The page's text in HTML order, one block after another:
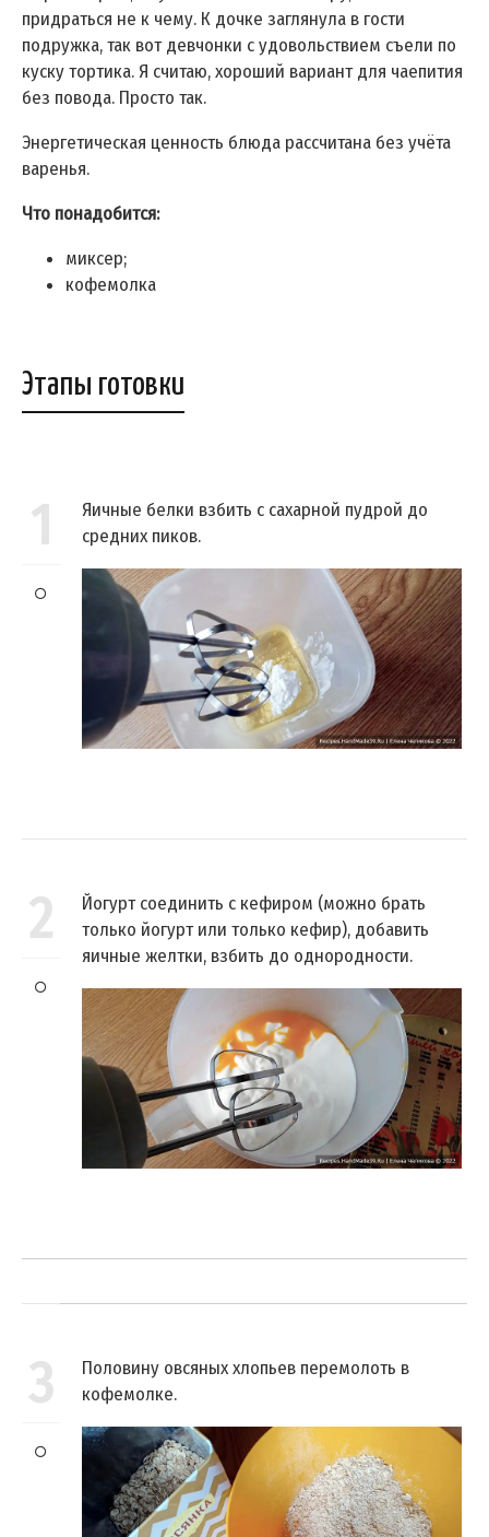
придраться не к чему. К дочке заглянула в гости
подружка, так вот девчонки с удовольствием съели по
куску тортика. Я считаю, хороший вариант для чаепития
без повода. Просто так.
Энергетическая ценность блюда рассчитана без учёта
варенья.
Что понадобится:
миксер;
кофемолка
Этапы готовки
1
Яичные белки взбить с сахарной пудрой до
средних пиков.
2
Йогурт соединить с кефиром (можно брать
только йогурт или только кефир), добавить
яичные желтки, взбить до однородности.
3
Половину овсяных хлопьев перемолоть в
кофемолке.